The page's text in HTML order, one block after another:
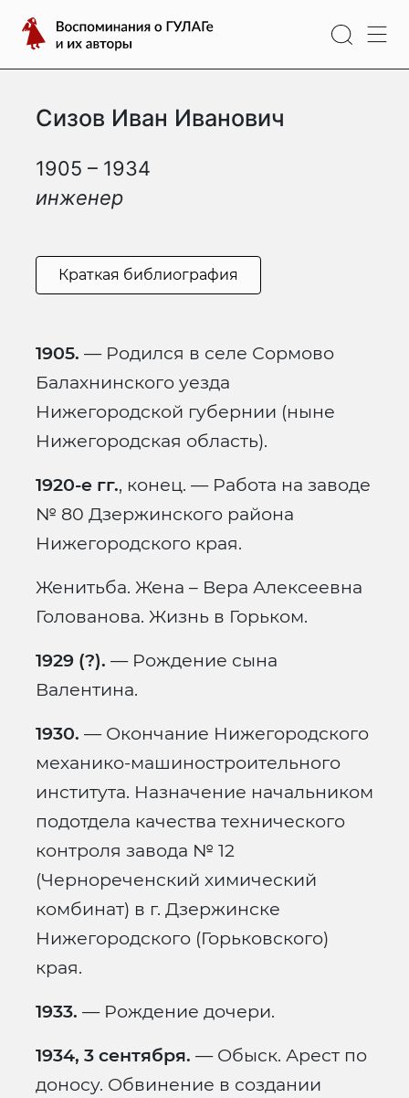
содержимому
Воспоминания
о
ГУЛАГе
ихСизов Иван Иванович
1905 – 1934
инженер
Краткая библиография
1905. — Родился в селе Сормово
Балахнинского уезда
Нижегородской губернии (ныне
Нижегородская область).
1920-е гг., конец. — Работа на заводе
№ 80 Дзержинского района
Нижегородского края.
Женитьба. Жена – Вера Алексеевна
Голованова. Жизнь в Горьком.
1929 (?). — Рождение сына
Валентина.
1930. — Окончание Нижегородского
механико-машиностроительного
института. Назначение начальником
подотдела качества технического
контроля завода № 12
(Чернореченский химический
комбинат) в г. Дзержинске
Нижегородского (Горьковского)
края.
1933. — Рождение дочери.
1934, 3 сентября. — Обыск. Арест по
доносу. Обвинение в создании